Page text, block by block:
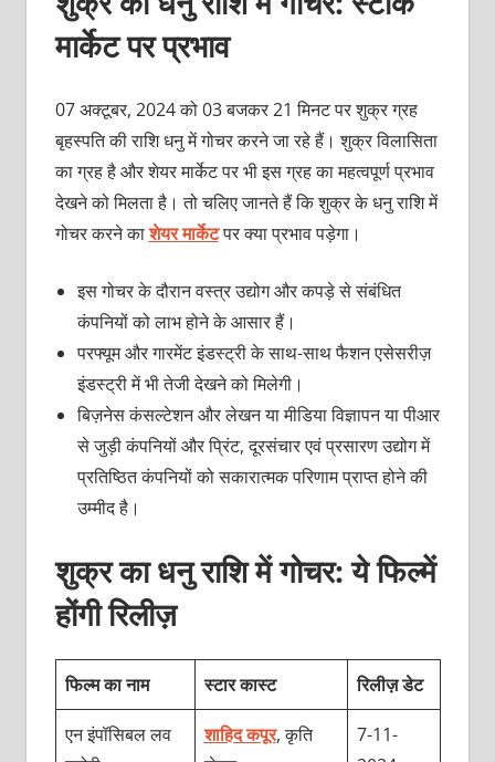
मार्केट पर प्रभाव
07 अक्‍टूबर, 2024 को 03 बजकर 21 मिनट पर शुक्र ग्रह
बृहस्‍पति की राशि धनु में गोचर करने जा रहे हैं। शुक्र विलासिता
का ग्रह है और शेयर मार्केट पर भी इस ग्रह का महत्‍वपूर्ण प्रभाव
देखने को मिलता है। तो चलिए जानते हैं कि शुक्र के धनु राशि में
गोचर करने काशेयर मार्केटपर क्‍या प्रभाव पड़ेगा।
इस गोचर के दौरान वस्‍त्र उद्योग और कपड़े से संबंधित
कंपनियों को लाभ होने के आसार हैं।
परफ्यूम और गारमेंट इंडस्‍ट्री के साथ-साथ फैशन एसेसरीज़
इंडस्‍ट्री में भी तेजी देखने को मिलेगी।
बिज़नेस कंसल्‍टेशन और लेखन या मीडिया विज्ञापन या पीआर
से जुड़ी कंपनियों और प्रिंट, दूरसंचार एवं प्रसारण उद्योग में
प्रतिष्ठित कंपनियों को सकारात्‍मक परिणाम प्राप्‍त होने की
उम्‍मीद है।
शुक्र का धनु राशि में गोचर: ये फिल्‍में
होंगी रिलीज़
फिल्‍म का नाम स्‍टार कास्‍ट रिलीज़ डेट
एन इंपॉसिबल लव
शाहिद कपूर, कृति
7-11-